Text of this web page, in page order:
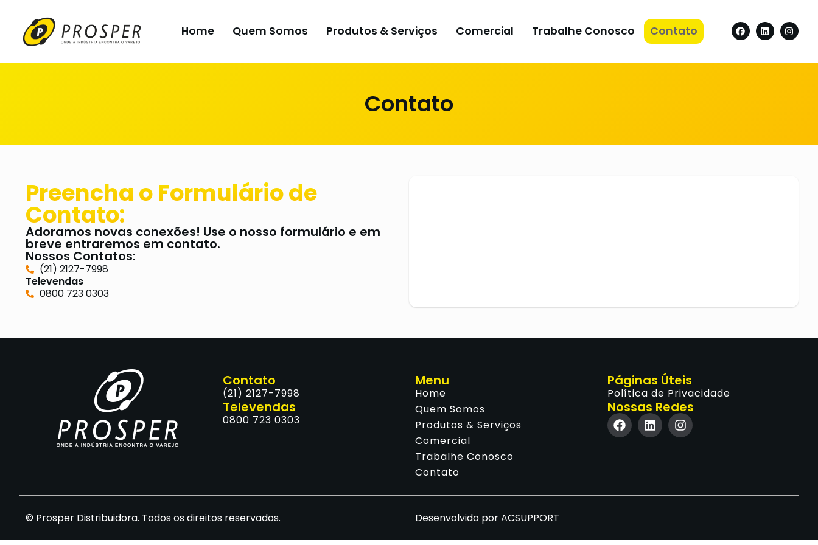
Home Quem Somos Produtos & Serviços Comercial Trabalhe Conosco Contato
Contato
Preencha o Formulário de
Contato:
Adoramos novas conexões! Use o nosso formulário e em
breve entraremos em contato.
Nossos Contatos:
(21) 2127-7998
Televendas
0800 723 0303
Contato
(21) 2127-7998
Televendas
0800 723 0303
Menu
Home
Quem Somos
Produtos & Serviços
Comercial
Trabalhe Conosco
Contato
Páginas Úteis
Política de Privacidade
Nossas Redes
© Prosper Distribuidora. Todos os direitos reservados. Desenvolvido por ACSUPPORT